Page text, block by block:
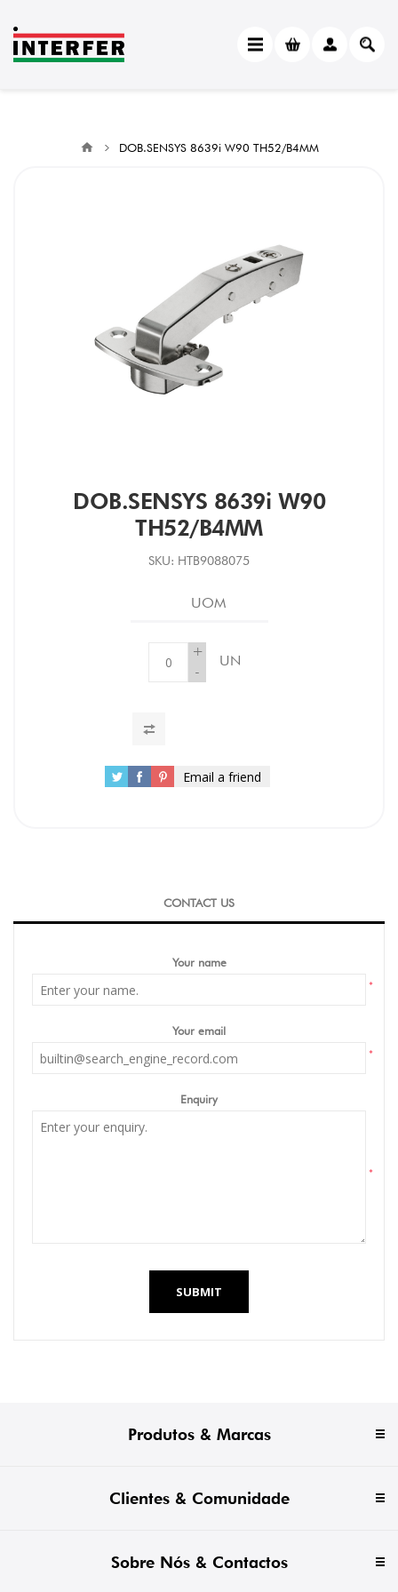
DOB.SENSYS 8639i W90 TH52/B4MM
DOB.SENSYS 8639i W90
TH52/B4MM
SKU: HTB9088075
UOM
+
-
UN
Email a friend
CONTACT US
Your name
*
Your email
*
Enquiry
*
SUBMIT
Produtos & Marcas
Clientes & Comunidade
Sobre Nós & Contactos